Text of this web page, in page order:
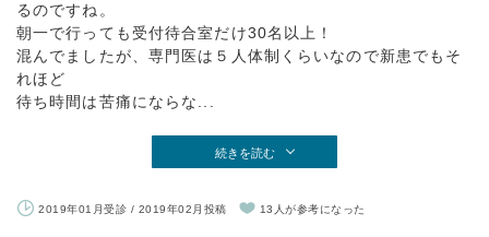
るのですね。
朝一で行っても受付待合室だけ30名以上！
混んでましたが、専門医は５人体制くらいなので新患でもそ
れほど
待ち時間は苦痛にならな...
続きを読む
2019年01月受診 / 2019年02月投稿 13人が参考になった